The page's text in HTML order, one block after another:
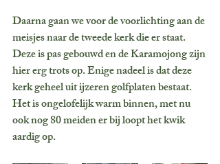
Daarna gaan we voor de voorlichting aan de
meisjes naar de tweede kerk die er staat.
Deze is pas gebouwd en de Karamojong zijn
hier erg trots op. Enige nadeel is dat deze
kerk geheel uit ijzeren golfplaten bestaat.
Het is ongelofelijk warm binnen, met nu
ook nog 80 meiden er bij loopt het kwik
aardig op.